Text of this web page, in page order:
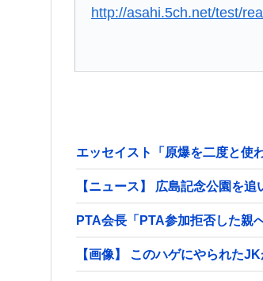
http://asahi.5ch.net/test/
エッセイスト「原爆を二度と
【ニュース】 広島記念公園を
PTA会長「PTA参加拒否した親
【画像】 このハゲにやられた